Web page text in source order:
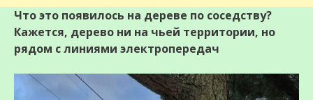
Что это появилось на дереве по соседству?
Кажется, дерево ни на чьей территории, но
рядом с линиями электропередач